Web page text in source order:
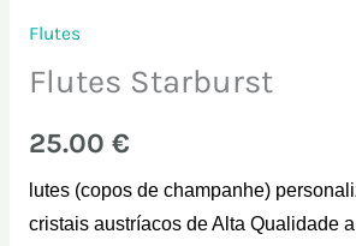
Flutes
Flutes Starburst
25.00 €
lutes (copos de champanhe)
cristais austríacos de Alta Qualidade